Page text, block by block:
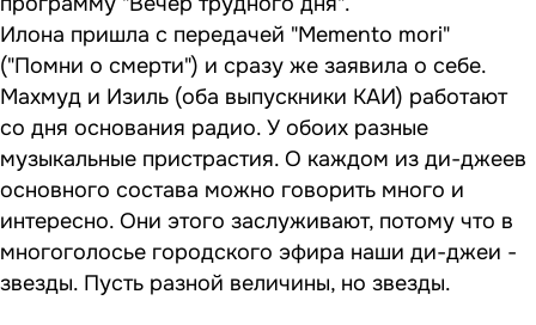
Илона пришла с передачей "Memento mori"
("Помни о смерти") и сразу же заявила о себе.
Махмуд и Изиль (оба выпускники КАИ) работают
со дня основания радио. У обоих разные
музыкальные пристрастия. О каждом из ди-джеев
основного состава можно говорить много и
интересно. Они этого заслуживают, потому что в
многоголосье городского эфира наши ди-джеи -
звезды. Пусть разной величины, но звезды.